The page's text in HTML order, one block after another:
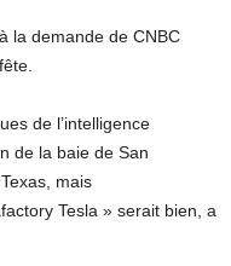
la demande de CNBC
de l’intelligence
de la baie de San
mais
Tesla » serait bien, a